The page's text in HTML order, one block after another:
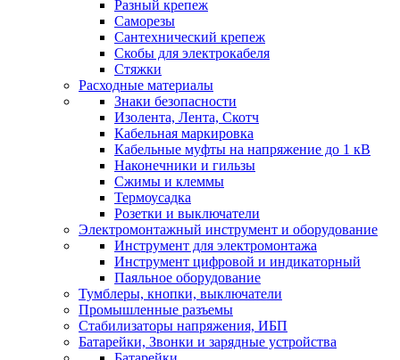
Разный крепеж
Саморезы
Сантехнический крепеж
Скобы для электрокабеля
Стяжки
Расходные материалы
Знаки безопасности
Изолента, Лента, Скотч
Кабельная маркировка
Кабельные муфты на напряжение до 1 кВ
Наконечники и гильзы
Сжимы и клеммы
Термоусадка
Розетки и выключатели
Электромонтажный инструмент и оборудование
Инструмент для электромонтажа
Инструмент цифровой и индикаторный
Паяльное оборудование
Тумблеры, кнопки, выключатели
Промышленные разъемы
Стабилизаторы напряжения, ИБП
Батарейки, Звонки и зарядные устройства